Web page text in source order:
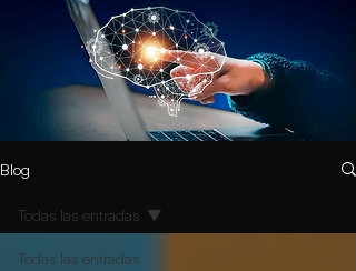
Blog
Todas las entradas
Todas las entradas